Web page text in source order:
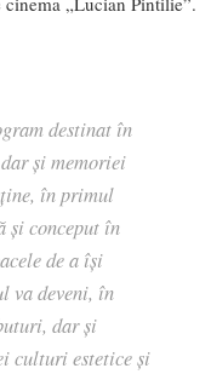
destinat în
și memoriei
în primul
și conceput în
de a își
va deveni, în
dar și
culturi estetice și